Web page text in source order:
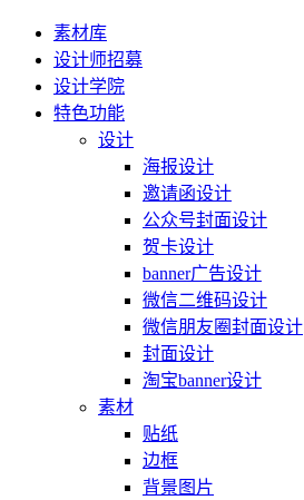
素材库
设计师招募
设计学院
特色功能
设计
海报设计
邀请函设计
公众号封面设计
贺卡设计
banner广告设计
微信二维码设计
微信朋友圈封面设计
封面设计
淘宝banner设计
素材
贴纸
边框
背景图片